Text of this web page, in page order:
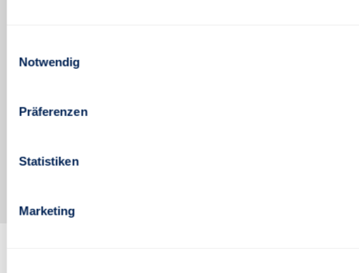
Notwendig
Präferenzen
Statistiken
Marketing
Nach Schema F kann sich doch keiner persönlich
individuell unterstützt wird.
HIER TEILNEHMEN UND WEITERKOMMEN!